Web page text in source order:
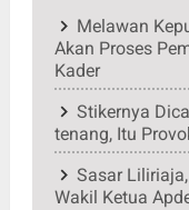
Melawan
Akan Proses
Kader
Stikernya
tenang, Itu
Sasar
Wakil Ketua